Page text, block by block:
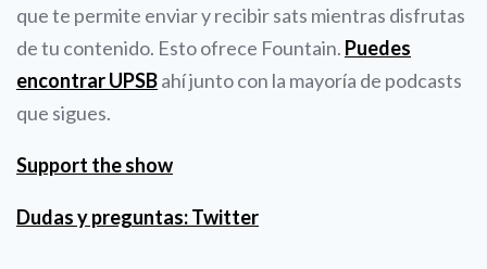
que te permite enviar y recibir sats mientras disfrutas
de tu contenido. Esto ofrece Fountain. Puedes
encontrar UPSBahí junto con la mayoría de podcasts
que sigues.
Support the show
Dudas y preguntas: Twitter